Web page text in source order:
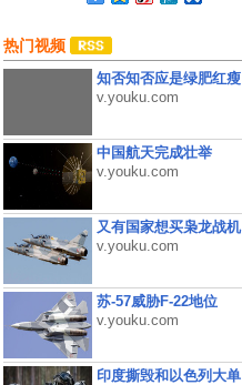
热门视频
知否知否应是绿肥红瘦
v.youku.com
中国航天完成壮举
v.youku.com
又有国家想买枭龙战机
v.youku.com
苏-57威胁F-22地位
v.youku.com
印度撕毁和以色列大单